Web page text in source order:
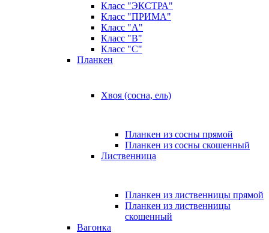
Класс "ЭКСТРА"
Класс "ПРИМА"
Класс "А"
Класс "B"
Класс "C"
Планкен
Хвоя (сосна, ель)
Планкен из сосны прямой
Планкен из сосны скошенный
Лиственница
Планкен из лиственницы прямой
Планкен из лиственницы
скошенный
Вагонка